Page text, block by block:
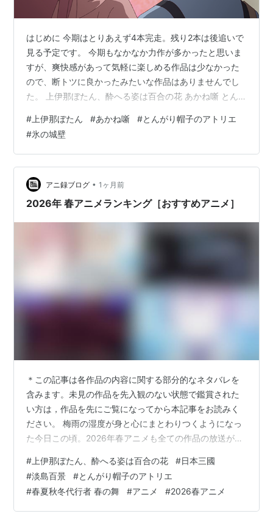
はじめに 今期はとりあえず4本完走。残り2本は後追いで
見る予定です。 今期もなかなか力作が多かったと思いま
すが、爽快感があって気軽に楽しめる作品は少なかった
ので、断トツに良かったみたいな作品はありませんでし
た。 上伊那ぼたん、酔へる姿は百合の花 あかね噺 とん
冬代行者（T.B.D.） では、いつもの長文のアニメ感想総
括です。 感想・考察 上伊那ぼたん、酔へる姿は百合の花
rating ★★★★☆ pros 嗜好品やサブカルを絡めてスタ
イリッシュに描く、JD百合の恋愛物語 アニメーションは
各話ごとにスタッフの色が出る実験的なディレクシ…
#上伊那ぼたん #あかね噺 #とんがり帽子のアトリエ
#氷の城壁
アニ録ブログ • 1ヶ月前
2026年 春アニメランキング［おすすめアニメ］
＊この記事は各作品の内容に関する部分的なネタバレを
含みます。未見の作品を先入観のない状態で鑑賞された
い方は，作品を先にご覧になってから本記事をお読みく
ださい。 梅雨の湿度が身と心にまとわりつくようになっ
た今日この頃。2026年春アニメも全ての作品の放送が終
アニメの中から，特にクオリティが高いと判断した11作
品をランキング形式で振り返ってみたい。コメントの後
には，作品視聴時のXのポストをいくつか掲載してある。
今回は「中間評価」の記事でピックアウトしたものから
# 上伊那ぼたん、酔へる姿は百合の花 #日本三國
#淡島百景 #とんがり帽子のアトリエ
#春夏秋冬代行者 春の舞 #アニメ #2026春アニメ